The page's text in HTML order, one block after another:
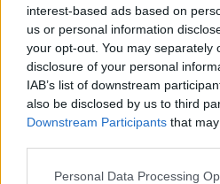
interest-based ads based on
us or personal information
your opt-out. You may separately
disclosure of your personal
IAB’s list of downstream
also be disclosed by us to third
Downstream Participants that
Personal Data Processing